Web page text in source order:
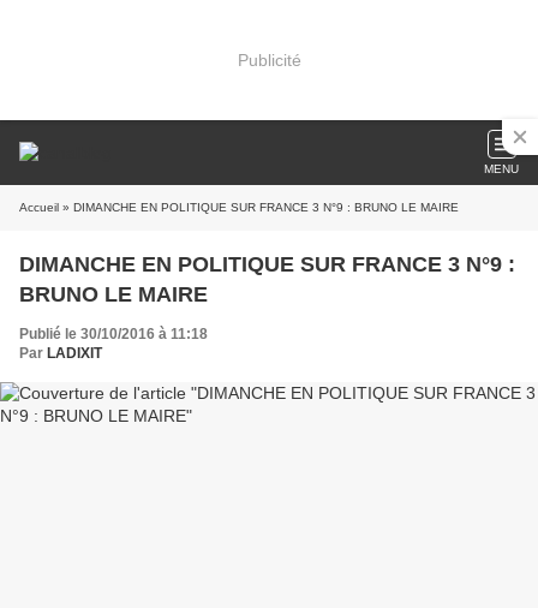
Publicité
MENU
Accueil » DIMANCHE EN POLITIQUE SUR FRANCE 3 N°9 : BRUNO LE MAIRE
DIMANCHE EN POLITIQUE SUR FRANCE 3 N°9 :
BRUNO LE MAIRE
Publié le 30/10/2016 à 11:18
Par LADIXIT